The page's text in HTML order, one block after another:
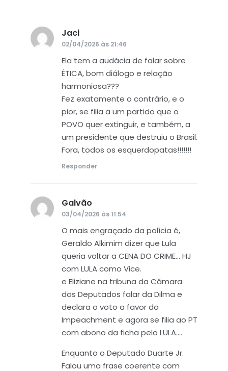
Jaci
02/04/2026 às 21:46
Ela tem a audácia de falar sobre
ÉTICA, bom diálogo e relação
harmoniosa???
Fez exatamente o contrário, e o
pior, se filia a um partido que o
POVO quer extinguir, e também, a
um presidente que destruiu o Brasil.
Fora, todos os esquerdopatas!!!!!!!
Responder
Galvão
03/04/2026 às 11:54
O mais engraçado da polícia é,
Geraldo Alkimim dizer que Lula
queria voltar a CENA DO CRIME… HJ
com LULA como Vice.
e Eliziane na tribuna da Câmara
dos Deputados falar da Dilma e
declara o voto a favor do
Impeachment e agora se filia ao PT
com abono da ficha pelo LULA….
Enquanto o Deputado Duarte Jr.
Falou uma frase coerente com